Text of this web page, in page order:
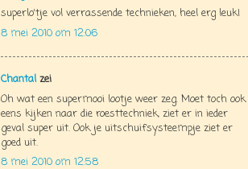
superlo'tje vol verrassende technieken, heel erg leuk!
8 mei 2010 om 12:06
Chantal zei
Oh wat een supermooi lootje weer zeg. Moet toch ook
eens kijken naar die roesttechniek, ziet er in ieder
geval super uit. Ook je uitschuifsysteempje ziet er
goed uit.
8 mei 2010 om 12:58